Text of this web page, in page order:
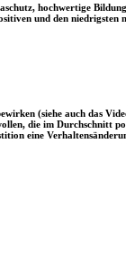
hochwertige
und den niedrigsten
(siehe auch das
die im Durchschnitt
eine